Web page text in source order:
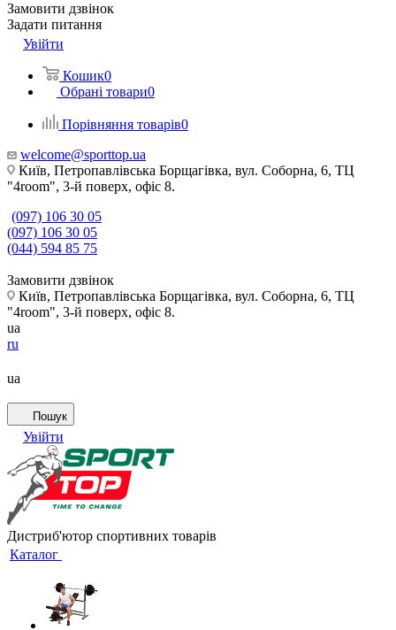
Замовити дзвінок
Задати питання
Увійти
Кошик0
Обрані товари0
Порівняння товарів0
welcome@sporttop.ua
Київ, Петропавлівська Борщагівка, вул. Соборна, 6, ТЦ
"4room", 3-й поверх, офіс 8.
(097) 106 30 05
(097) 106 30 05
(044) 594 85 75
Замовити дзвінок
Київ, Петропавлівська Борщагівка, вул. Соборна, 6, ТЦ
"4room", 3-й поверх, офіс 8.
ua
ru
ua
Пошук
Увійти
Дистриб'ютор спортивних товарів
Каталог